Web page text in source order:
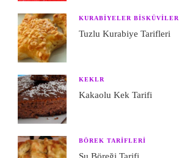
KURABIYELER BISKÜVILER
Tuzlu Kurabiye Tarifleri
KEKLR
Kakaolu Kek Tarifi
BÖREK TARIFLERI